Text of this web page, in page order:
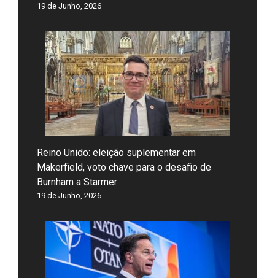
19 de Junho, 2026
Reino Unido: eleição suplementar em
Makerfield, voto chave para o desafio de
Burnham a Starmer
19 de Junho, 2026